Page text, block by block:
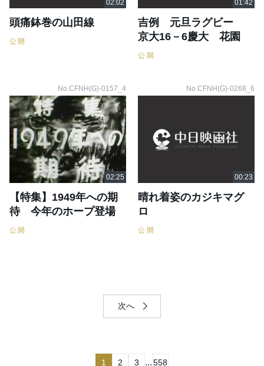
頭痛鉢巻の山田線
公開
吉例 元旦ラグビー
京大16－6慶大 花園
公開
No.CFNH(G)-0157_4
【特集】1949年への期
待 今年のホープ登場
公開
No.CFNH(G)-0268_6
晴れ着姿のカジキマグ
ロ
公開
次へ
1 2 3 ...558